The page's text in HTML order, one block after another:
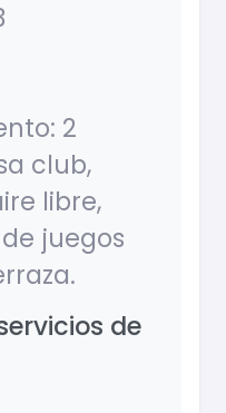
2
club,
libre,
juegos
de